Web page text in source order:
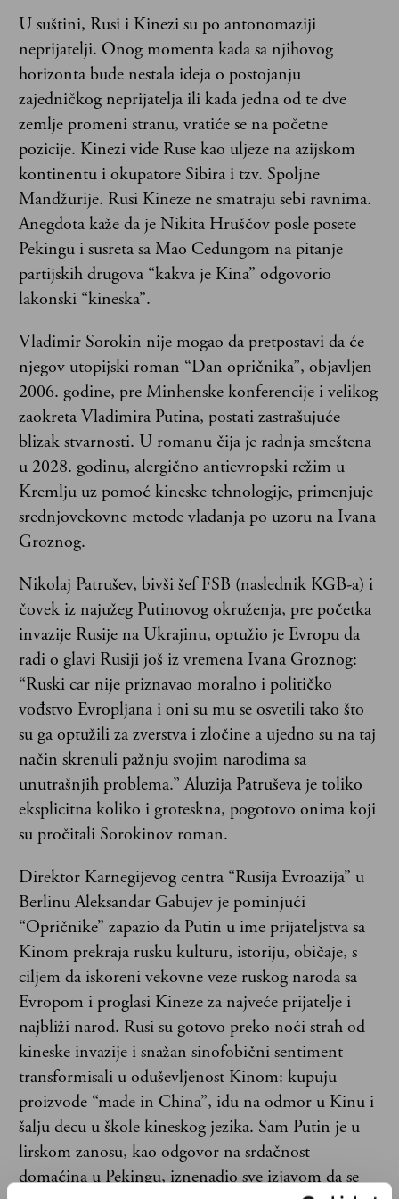
U suštini, Rusi i Kinezi su po antonomaziji
neprijatelji. Onog momenta kada sa njihovog
horizonta bude nestala ideja o postojanju
zajedničkog neprijatelja ili kada jedna od te dve
zemlje promeni stranu, vratiće se na početne
pozicije. Kinezi vide Ruse kao uljeze na azijskom
kontinentu i okupatore Sibira i tzv. Spoljne
Mandžurije. Rusi Kineze ne smatraju sebi ravnima.
Anegdota kaže da je Nikita Hruščov posle posete
Pekingu i susreta sa Mao Cedungom na pitanje
partijskih drugova “kakva je Kina” odgovorio
lakonski “kineska”.
Vladimir Sorokin nije mogao da pretpostavi da će
njegov utopijski roman “Dan opričnika”, objavljen
2006. godine, pre Minhenske konferencije i velikog
zaokreta Vladimira Putina, postati zastrašujuće
blizak stvarnosti. U romanu čija je radnja smeštena
u 2028. godinu, alergično antievropski režim u
Kremlju uz pomoć kineske tehnologije, primenjuje
srednjovekovne metode vladanja po uzoru na Ivana
Groznog.
Nikolaj Patrušev, bivši šef FSB (naslednik KGB-a) i
čovek iz najužeg Putinovog okruženja, pre početka
invazije Rusije na Ukrajinu, optužio je Evropu da
radi o glavi Rusiji još iz vremena Ivana Groznog:
“Ruski car nije priznavao moralno i političko
vođstvo Evropljana i oni su mu se osvetili tako što
su ga optužili za zverstva i zločine a ujedno su na taj
način skrenuli pažnju svojim narodima sa
unutrašnjih problema.” Aluzija Patruševa je toliko
eksplicitna koliko i groteskna, pogotovo onima koji
su pročitali Sorokinov roman.
Direktor Karnegijevog centra “Rusija Evroazija” u
Berlinu Aleksandar Gabujev je pominjući
“Opričnike” zapazio da Putin u ime prijateljstva sa
Kinom prekraja rusku kulturu, istoriju, običaje, s
ciljem da iskoreni vekovne veze ruskog naroda sa
Evropom i proglasi Kineze za najveće prijatelje i
najbliži narod. Rusi su gotovo preko noći strah od
kineske invazije i snažan sinofobični sentiment
transformisali u oduševljenost Kinom: kupuju
proizvode “made in China”, idu na odmor u Kinu i
šalju decu u škole kineskog jezika. Sam Putin je u
lirskom zanosu, kao odgovor na srdačnost
domaćina u Pekingu, iznenadio sve izjavom da se